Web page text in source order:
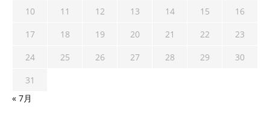
10
11 12 13 14 15
16
17
18 19 20 21 22
23
24
25 26 27 28 29
30
31
« 7月